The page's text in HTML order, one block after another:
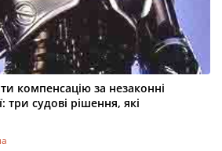
компенсацію за незаконні
три судові рішення, які